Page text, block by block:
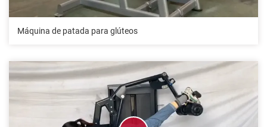
Máquina de patada para glúteos